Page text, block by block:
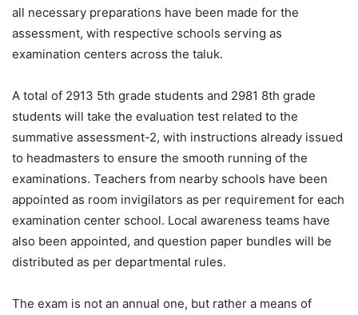
all necessary preparations have been made for the
assessment, with respective schools serving as
examination centers across the taluk.
A total of 2913 5th grade students and 2981 8th grade
students will take the evaluation test related to the
summative assessment-2, with instructions already issued
to headmasters to ensure the smooth running of the
examinations. Teachers from nearby schools have been
appointed as room invigilators as per requirement for each
examination center school. Local awareness teams have
also been appointed, and question paper bundles will be
distributed as per departmental rules.
The exam is not an annual one, but rather a means of